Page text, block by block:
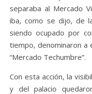
separaba al Mercado
iba, como se dijo, de
siendo ocupado por
tiempo, denominaron a
“Mercado Techumbre”.
Con esta acción, la
y del palacio